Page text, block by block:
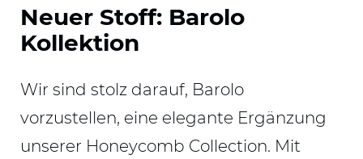
Neuer Stoff: Barolo
Kollektion
Wir sind stolz darauf, Barolo
vorzustellen, eine elegante Ergänzung
unserer Honeycomb Collection. Mit